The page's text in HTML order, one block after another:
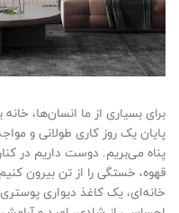
برای بسیاری از ما انسان‌ها،
پایان یک روز کاری طولانی و
پناه می‌بریم. دوست داریم در
قهوه، خستگی را از تن بیرون
خانه‌ای، یک کاغذ دیواری